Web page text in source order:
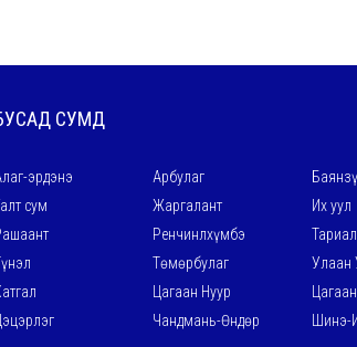
СУМД
эрдэнэ Арбулаг
сум
Жаргалант Их уул
Ренчинлхүмбэ
Төмөрбулаг Улаан
Цагаан Нуур Цагаан
Цэцэрлэг
Чандмань-Өндөр Шинэ-